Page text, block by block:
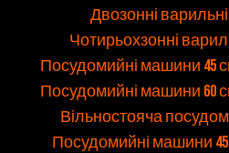
Двозонні
Чотирьохзонні
Посудомийні машини 45
Посудомийні машини 60
Вільностояча
Посудомийні машини 45